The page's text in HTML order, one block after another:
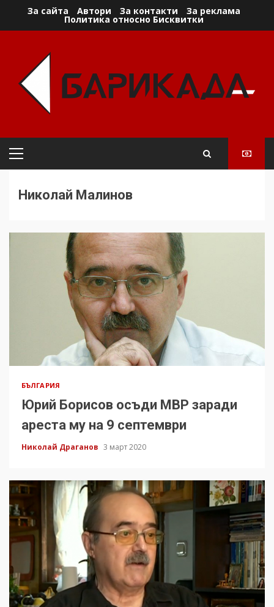
За сайта Автори За контакти За реклама
Политика относно Бисквитки
Primary
Николай Малинов
БЪЛГАРИЯ
Юрий Борисов осъди МВР заради
ареста му на 9 септември
Николай Драганов 3 март 2020